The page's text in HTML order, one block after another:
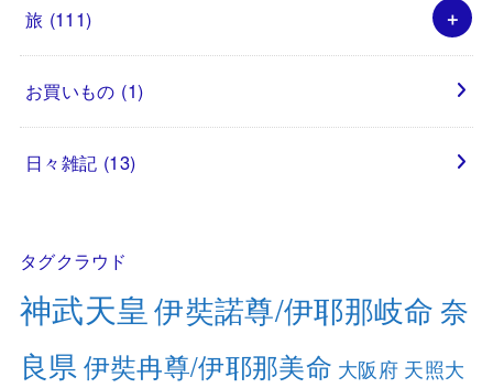
旅 (111)
お買いもの (1)
日々雑記 (13)
タグクラウド
神武天皇 伊奘諾尊/伊耶那岐命 奈
良県 伊奘冉尊/伊耶那美命 大阪府 天照大